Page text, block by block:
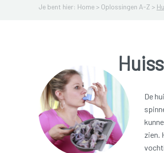
Je bent hier: Home > Oplossingen A-Z >
De
zien.